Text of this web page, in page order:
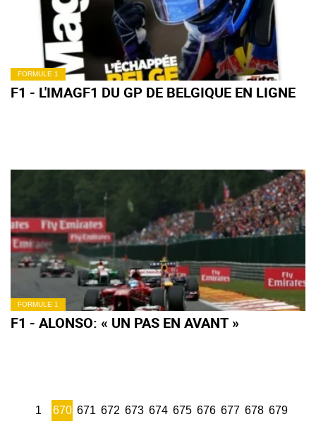
FORMULE 1
F1 - L'IMAGF1 DU GP DE BELGIQUE EN LIGNE
FORMULE 1
F1 - ALONSO: « UN PAS EN AVANT »
1 670 671 672 673 674 675 676 677 678 679